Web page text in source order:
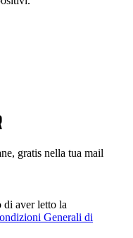
gratis nella tua mail
di aver letto la
Generali di